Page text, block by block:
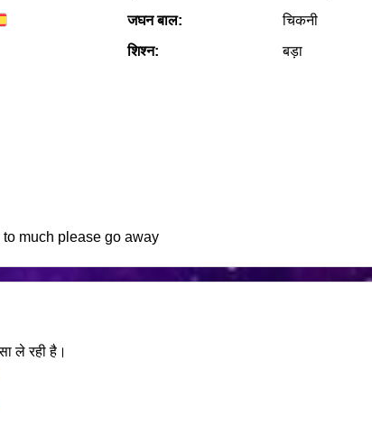
जघन बाल:
चिकनी
शिश्न:
बड़ा
much please go away
ले रही है।